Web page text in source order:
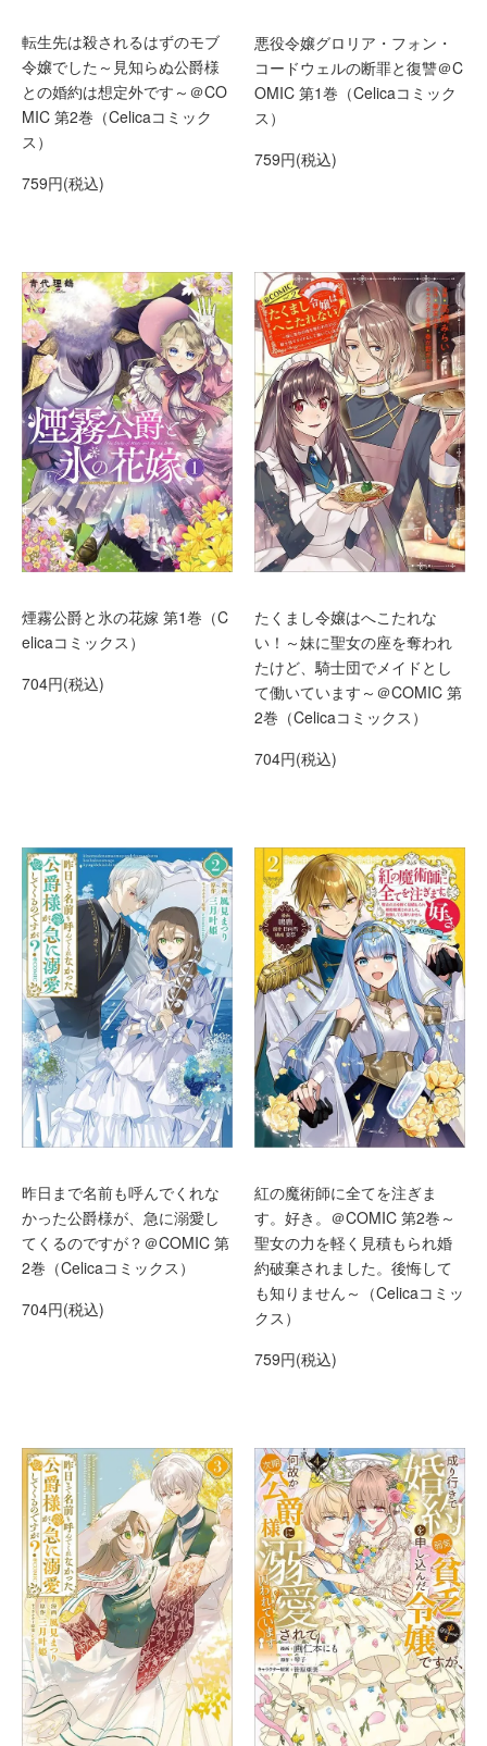
転生先は殺されるはずのモブ
令嬢でした～見知らぬ公爵様
との婚約は想定外です～＠CO
MIC 第2巻（Celicaコミック
ス）
759円(税込)
悪役令嬢グロリア・フォン・
コードウェルの断罪と復讐＠C
OMIC 第1巻（Celicaコミック
ス）
759円(税込)
煙霧公爵と氷の花嫁 第1巻（C
elicaコミックス）
704円(税込)
たくまし令嬢はへこたれな
い！～妹に聖女の座を奪われ
たけど、騎士団でメイドとし
て働いています～＠COMIC 第
2巻（Celicaコミックス）
704円(税込)
昨日まで名前も呼んでくれな
かった公爵様が、急に溺愛し
てくるのですが？＠COMIC 第
2巻（Celicaコミックス）
704円(税込)
紅の魔術師に全てを注ぎま
す。好き。＠COMIC 第2巻～
聖女の力を軽く見積もられ婚
約破棄されました。後悔して
も知りません～（Celicaコミッ
クス）
759円(税込)